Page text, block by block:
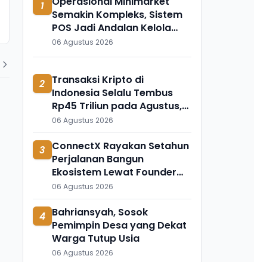
Meninggal Mendadak, Ada
31 Juli 2026
1
Semakin Kompleks, Sistem
POS Jadi Andalan Kelola
Transaksi dan Stok
06 Agustus 2026
2 Transaksi Kripto di
Indonesia Selalu Tembus
Rp45 Triliun pada Agustus,
Apa Penyebabnya?
06 Agustus 2026
3 ConnectX Rayakan Setahun
Perjalanan Bangun
Ekosistem Lewat Founder
dan Builder Summit 2026
06 Agustus 2026
4 Bahriansyah, Sosok
Pemimpin Desa yang Dekat
Warga Tutup Usia
06 Agustus 2026